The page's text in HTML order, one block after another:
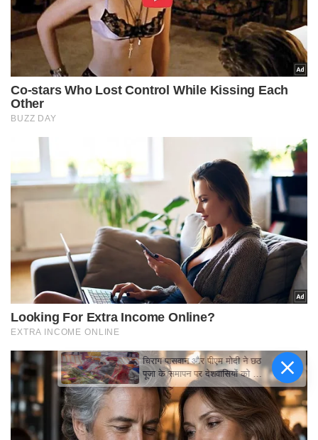
चिराग पासवान और पीएम मोदी ने छठ
पूजा के समापन पर देशवासियों को दी
शुभकामनाएं, छठी मैया से देश की
समृद्धि की कामना की